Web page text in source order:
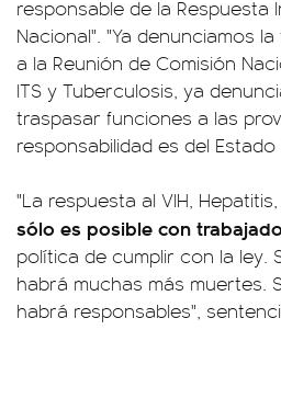
responsable de la Respuesta
Nacional". "Ya denunciamos
a la Reunión de Comisión
ITS y Tuberculosis, ya
traspasar funciones a las
responsabilidad es del
"La respuesta al VIH,
sólo es posible con
política de cumplir con la ley.
habrá muchas más muertes.
habrá responsables",